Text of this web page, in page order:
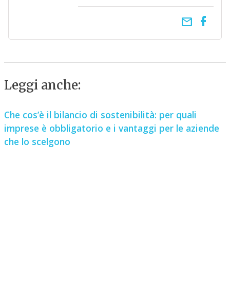
email
Leggi anche:
Che cos’è il bilancio di sostenibilità: per quali
imprese è obbligatorio e i vantaggi per le aziende
che lo scelgono